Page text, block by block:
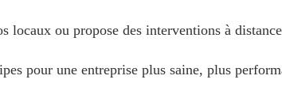
locaux ou propose des interventions à
pour une entreprise plus saine, plus